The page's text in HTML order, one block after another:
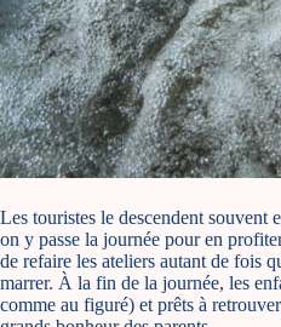
Les touristes le descendent souvent
on y passe la journée pour en
de refaire les ateliers autant de fois
marrer. À la fin de la journée, les
comme au figuré) et prêts à